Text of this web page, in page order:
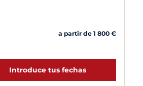
a partir de 1 800 €
Introduce tus fechas